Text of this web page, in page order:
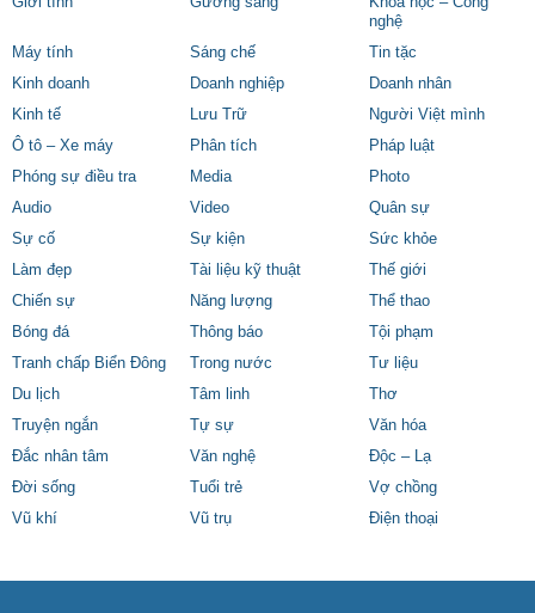
nghệ
Máy tính
Sáng chế
Tin tặc
Kinh doanh
Doanh nghiệp
Doanh nhân
Kinh tế
Lưu Trữ
Người Việt mình
Ô tô – Xe máy
Phân tích
Pháp luật
Phóng sự điều tra
Media
Photo
Audio
Video
Quân sự
Sự cố
Sự kiện
Sức khỏe
Làm đẹp
Tài liệu kỹ thuật
Thế giới
Chiến sự
Năng lượng
Thể thao
Bóng đá
Thông báo
Tội phạm
Tranh chấp Biển Đông
Trong nước
Tư liệu
Du lịch
Tâm linh
Thơ
Truyện ngắn
Tự sự
Văn hóa
Đắc nhân tâm
Văn nghệ
Độc – Lạ
Đời sống
Tuổi trẻ
Vợ chồng
Vũ khí
Vũ trụ Điện thoại